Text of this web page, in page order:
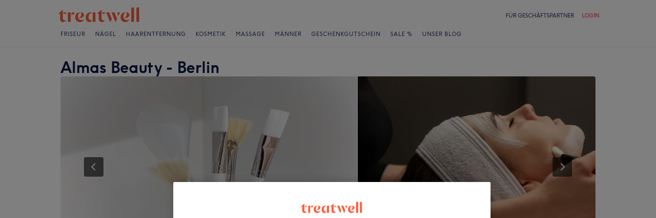
FÜR GESCHÄFTSPARTNER LOGIN
FRISEUR NÄGEL HAARENTFERNUNG KOSMETIK MASSAGE MÄNNER GESCHENKGUTSCHEIN SALE % UNSER BLOG
Almas Beauty - Berlin